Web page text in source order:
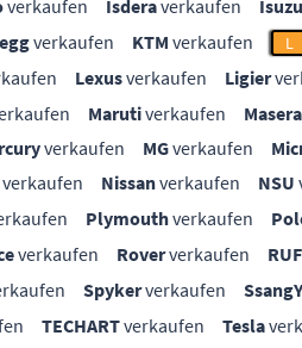
verkaufen Isderaverkaufen Isuzu
verkaufen KTM verkaufen L
Lexusverkaufen Ligier
Marutiverkaufen
verkaufen MGverkaufen
verkaufen Nissanverkaufen NSU
Plymouthverkaufen
verkaufen Roververkaufen RUF
Spykerverkaufen
TECHARTverkaufen Tesla